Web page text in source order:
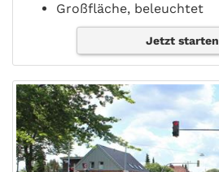
Großfläche, beleuchtet
Jetzt starten